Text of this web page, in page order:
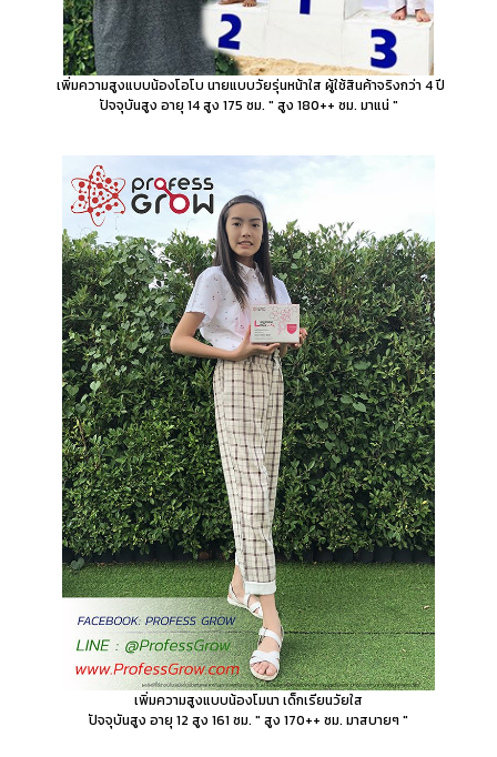
เพิ่มความสูงแบบน้องโอโบ นายแบบวัยรุ่นหน้าใส ผู้ใช้สินค้าจริงกว่า 4 ปี
ปัจจุบันสูง อายุ 14 สูง 175 ซม. " สูง 180++ ซม. มาแน่ "
เพิ่มความสูงแบบน้องโมนา เด็กเรียนวัยใส
ปัจจุบันสูง อายุ 12 สูง 161 ซม. " สูง 170++ ซม. มาสบายๆ "